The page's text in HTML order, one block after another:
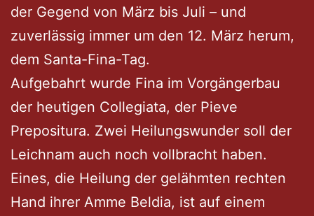
der Gegend von März bis Juli – und
zuverlässig immer um den 12. März herum,
dem Santa-Fina-Tag.
Aufgebahrt wurde Fina im Vorgängerbau
der heutigen Collegiata, der Pieve
Prepositura. Zwei Heilungswunder soll der
Leichnam auch noch vollbracht haben.
Eines, die Heilung der gelähmten rechten
Hand ihrer Amme Beldia, ist auf einem